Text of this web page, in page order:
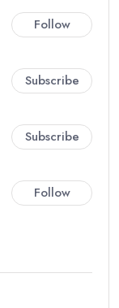
Follow
Subscribe
Subscribe
Follow